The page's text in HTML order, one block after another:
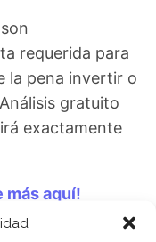
requerida para
la pena invertir o
gratuito
exactamente
más aquí!